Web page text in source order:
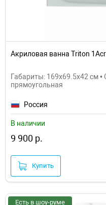
Акриловая ванна Triton
Габариты: 169x69.5x42 см •
прямоугольная
Россия
В наличии
9 900 р.
Купить
Есть в шоу-руме